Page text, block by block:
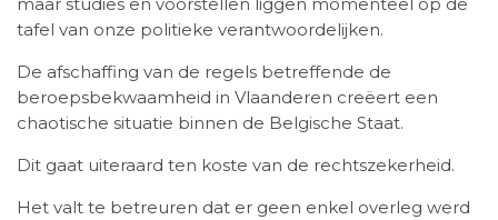
tafel van onze politieke verantwoordelijken.
De afschaffing van de regels betreffende de
beroepsbekwaamheid in Vlaanderen creëert een
chaotische situatie binnen de Belgische Staat.
Dit gaat uiteraard ten koste van de rechtszekerheid.
Het valt te betreuren dat er geen enkel overleg werd